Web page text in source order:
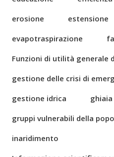
erosione
estensione
evapotraspirazione
Funzioni di utilità generale
gestione delle crisi di
gestione idrica
ghiaia
gruppi vulnerabili della
inaridimento